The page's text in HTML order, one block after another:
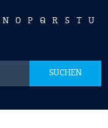
N O P Q R S T
U
SUCHEN